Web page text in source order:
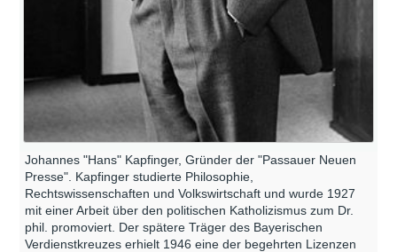
Johannes "Hans" Kapfinger, Gründer der "Passauer Neuen
Presse". Kapfinger studierte Philosophie,
Rechtswissenschaften und Volkswirtschaft und wurde 1927
mit einer Arbeit über den politischen Katholizismus zum Dr.
phil. promoviert. Der spätere Träger des Bayerischen
Verdienstkreuzes erhielt 1946 eine der begehrten Lizenzen